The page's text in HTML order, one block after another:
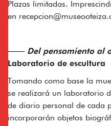
Plazas limitadas.
en
─── Del pensamiento al
Laboratorio de escultura
Tomando como base la
se realizará un laboratorio
de diario personal de cada
incorporarán objetos